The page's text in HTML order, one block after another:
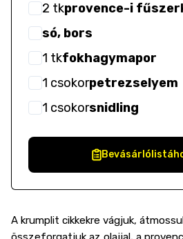
2 tkprovence-i
só, bors
1 tkfokhagymapor
1 csokorpetrezselyem
1 csokorsnidling
A krumplit cikkekre vágjuk,